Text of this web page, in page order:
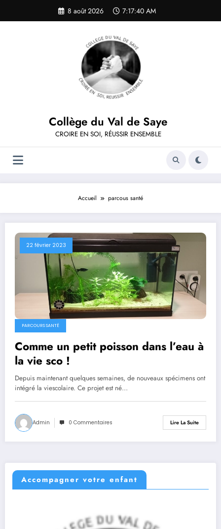
contenu
8 août 2026 7:17:41 AM
Collège du Val de Saye
CROIRE EN SOI, RÉUSSIR ENSEMBLE
Accueil parcous santé
22 février 2023
PARCOURS SANTÉ
Comme un petit poisson dans l’eau à
la vie sco !
Depuis maintenant quelques semaines, de nouveaux spécimens ont
intégré la viescolaire. Ce projet est né…
Admin 0 Commentaires Lire La Suite
Accompagner votre enfant